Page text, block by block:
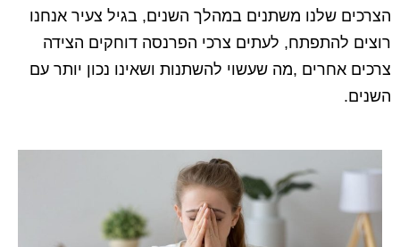
הצרכים שלנו משתנים במהלך השנים, בגיל צעיר אנחנו
רוצים להתפתח, לעתים צרכי הפרנסה דוחקים הצידה
צרכים אחרים ,מה שעשוי להשתנות ושאינו נכון יותר עם
השנים.